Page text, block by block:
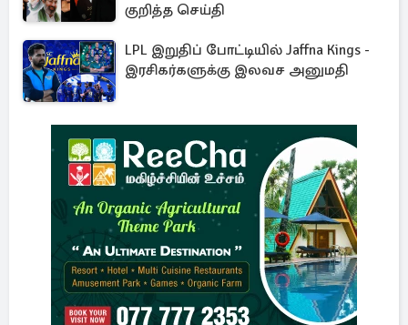
குறித்த செய்தி
LPL இறுதிப் போட்டியில் Jaffna Kings -
இரசிகர்களுக்கு இலவச அனுமதி